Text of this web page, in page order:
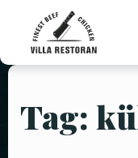
ANASAYFA
Tag: